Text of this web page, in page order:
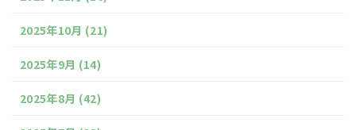
2025年10月 (21)
2025年9月 (14)
2025年8月 (42)